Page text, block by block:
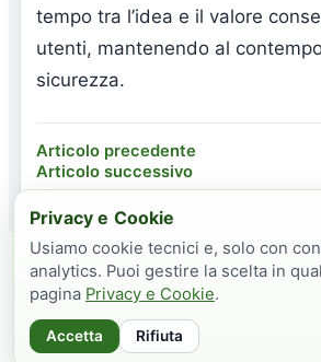
tempo tra l’idea e il valore
utenti, mantenendo al
sicurezza.
Articolo precedente
Articolo successivo
Parte dei contenuti e di alcuni materiali
dalla collaborazione tra GazziNet e
artificiale. Anche l'immagine personale e
digitalmente, cravatta
© 2026 GazziNet. Tutti i diritti
Privacy e Cookie
Usiamo cookie tecnici e, solo con
analytics. Puoi gestire la scelta in
pagina Privacy e Cookie.
Accetta Rifiuta